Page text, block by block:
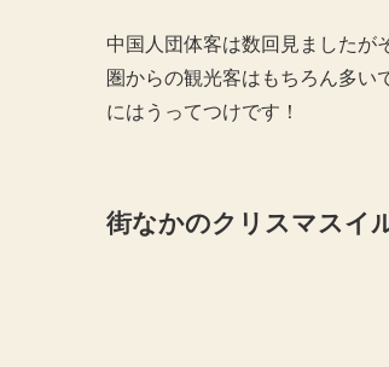
中国人団体客は数回見ましたが
圏からの観光客はもちろん多い
にはうってつけです！
街なかのクリスマスイ